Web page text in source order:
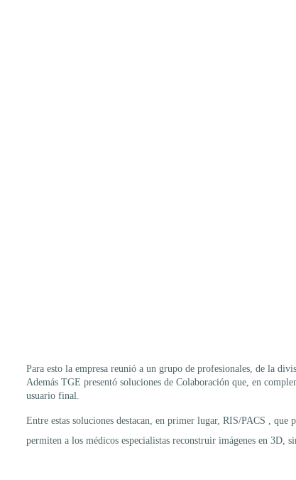
Para esto la empresa reunió a un grupo de profesionales, de la
Además TGE presentó soluciones de Colaboración que, en
usuario final.
Entre estas soluciones destacan, en primer lugar, RIS/PACS ,
permiten a los médicos especialistas reconstruir imágenes en